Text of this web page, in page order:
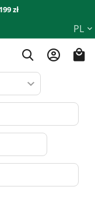
199 zł
PL